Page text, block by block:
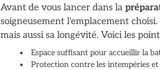
Avant de vous lancer dans la
soigneusement l'emplacement
mais aussi sa longévité. Voici les
Espace suffisant pour accueillir la
Protection contre les intempéries